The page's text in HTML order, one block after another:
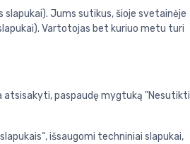
slapukai). Jums sutikus, šioje svetainėje
Vartotojas bet kuriuo metu turi
atsisakyti, paspaudę mygtuką "Nesutikti
išsaugomi techniniai slapukai,